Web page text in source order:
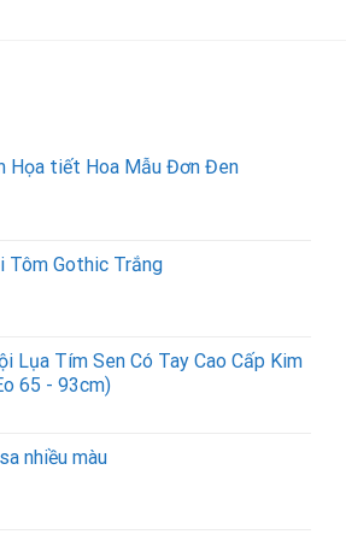
Họa tiết Hoa Mẫu Đơn Đen
Tôm Gothic Trắng
Lụa Tím Sen Có Tay Cao Cấp Kim
65 - 93cm)
nhiều màu